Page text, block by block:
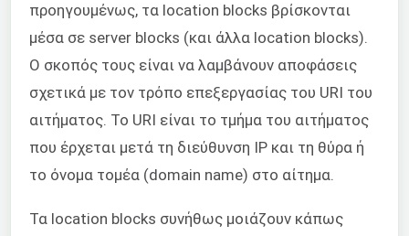
προηγουμένως, τα location blocks βρίσκονται
μέσα σε server blocks (και άλλα location blocks).
Ο σκοπός τους είναι να λαμβάνουν αποφάσεις
σχετικά με τον τρόπο επεξεργασίας του URI του
αιτήματος. Το URI είναι το τμήμα του αιτήματος
που έρχεται μετά τη διεύθυνση IP και τη θύρα ή
το όνομα τομέα (domain name) στο αίτημα.
Τα location blocks συνήθως μοιάζουν κάπως